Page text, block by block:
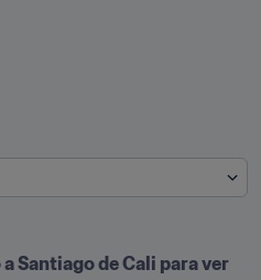
Santiago de Cali para ver